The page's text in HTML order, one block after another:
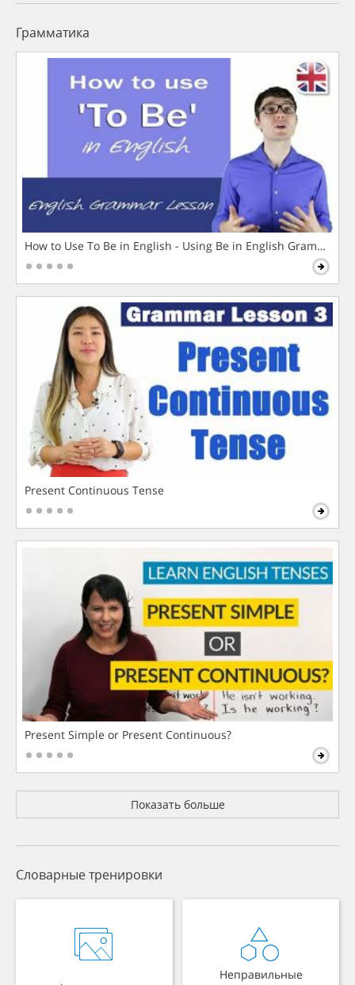
Грамматика
How to Use To Be in English - Using Be in English Grammar
Present Continuous Tense
Present Simple or Present Continuous?
Показать больше
Словарные тренировки
Неправильные